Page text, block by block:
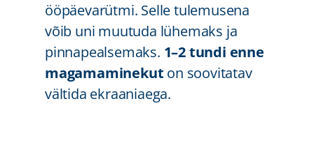
ööpäevarütmi. Selle tulemusena
võib uni muutuda lühemaks ja
pinnapealsemaks. 1–2 tundi enne
magamaminekut on soovitatav
vältida ekraaniaega.